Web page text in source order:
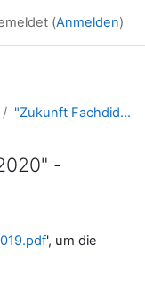
(Anmelden)
2019 "Zukunft Fachdidaktik GW 2020" - vorläufiges Programm
-
', um die